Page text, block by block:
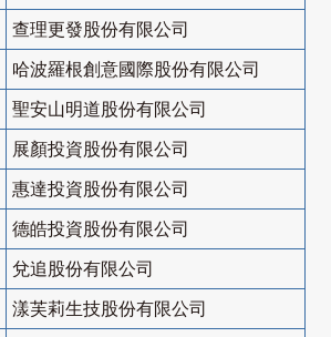
查理更發股份有限公司
哈波羅根創意國際股份有限公司
聖安山明道股份有限公司
展顏投資股份有限公司
惠達投資股份有限公司
德皓投資股份有限公司
兌追股份有限公司
漾芙莉生技股份有限公司